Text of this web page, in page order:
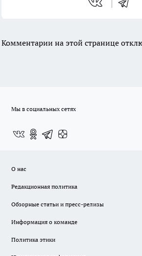
Комментарии на этой странице
Мы в социальных сетях
О нас
Редакционная политика
Обзорные статьи и пресс-релизы
Информация о команде
Политика этики